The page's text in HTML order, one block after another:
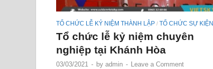
TỔ CHỨC LỄ KỶ NIỆM THÀNH LẬP / TỔ CHỨC SỰ KIỆN
Tổ chức lễ kỷ niệm chuyên
nghiệp tại Khánh Hòa
03/03/2021 - by admin - Leave a Comment